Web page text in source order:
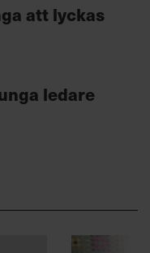
att lyckas
ledare